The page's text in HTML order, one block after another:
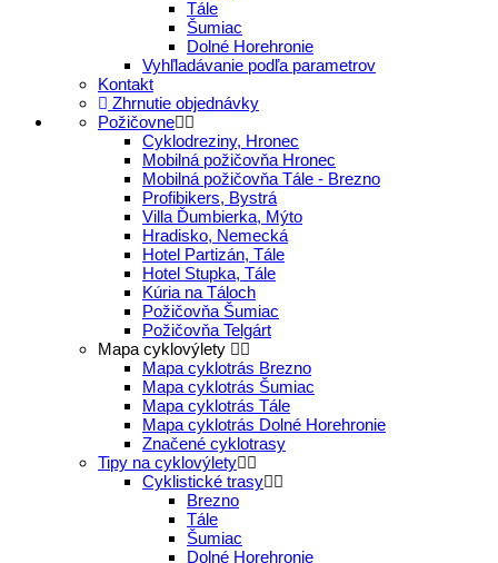
Tále
Šumiac
Dolné Horehronie
Vyhľladávanie podľa parametrov
Kontakt
Zhrnutie objednávky
Požičovne
Cyklodreziny, Hronec
Mobilná požičovňa Hronec
Mobilná požičovňa Tále - Brezno
Profibikers, Bystrá
Villa Ďumbierka, Mýto
Hradisko, Nemecká
Hotel Partizán, Tále
Hotel Stupka, Tále
Kúria na Táloch
Požičovňa Šumiac
Požičovňa Telgárt
Mapa cyklovýlety
Mapa cyklotrás Brezno
Mapa cyklotrás Šumiac
Mapa cyklotrás Tále
Mapa cyklotrás Dolné Horehronie
Značené cyklotrasy
Tipy na cyklovýlety
Cyklistické trasy
Brezno
Tále
Šumiac
Dolné Horehronie